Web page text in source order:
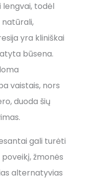
todėl
yra kliniškai
būsena.
vaistais, nors
duoda šių
gali turėti
žmonės
alternatyvias